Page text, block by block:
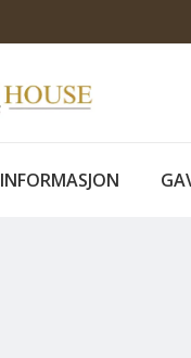
INFORMASJON